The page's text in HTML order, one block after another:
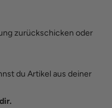
zurückschicken oder
du Artikel aus deiner